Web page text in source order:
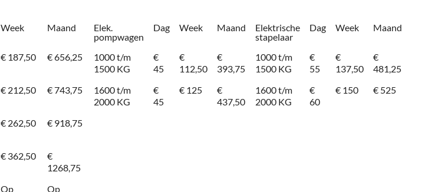
Week Maand
Elek.
pompwagen
Dag Week Maand
Elektrische
stapelaar
Dag Week Maand
€ 187,50 € 656,25
1000 t/m
1500 KG
€
45
€
112,50
€
393,75
1000 t/m
1500 KG
€
55
€
137,50
€
481,25
€ 212,50 € 743,75
1600 t/m
2000 KG
€
45
€ 125
€
437,50
1600 t/m
2000 KG
€
60
€ 150 € 525
€ 262,50 € 918,75
€ 362,50
€
1268,75
Op
Op